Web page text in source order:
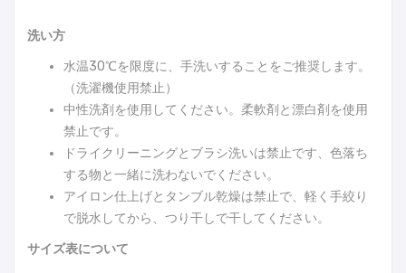
洗い方
水温30℃を限度に、手洗いすることをご推奨します。
（洗濯機使用禁止）
中性洗剤を使用してください。柔軟剤と漂白剤を使用
禁止です。
ドライクリーニングとブラシ洗いは禁止です、色落ち
する物と一緒に洗わないでください。
アイロン仕上げとタンブル乾燥は禁止で、軽く手絞り
で脱水してから、つり干しで干してください。
サイズ表について